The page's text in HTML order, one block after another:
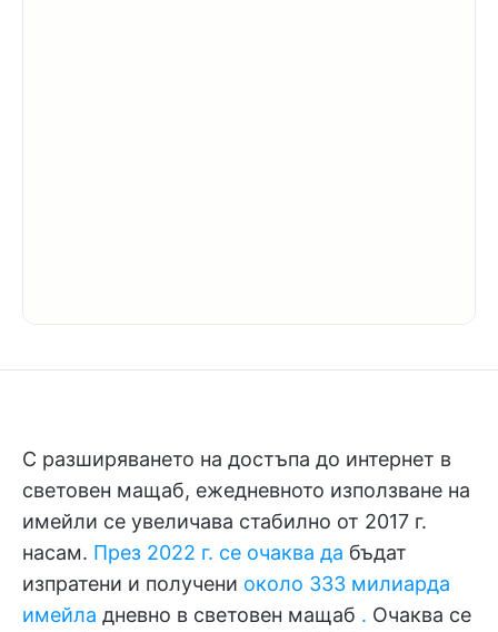
С разширяването на достъпа до интернет в
световен мащаб, ежедневното използване на
имейли се увеличава стабилно от 2017 г.
насам. През 2022 г. се очаква да бъдат
изпратени и получени около 333 милиарда
имейла дневно в световен мащаб . Очаква се